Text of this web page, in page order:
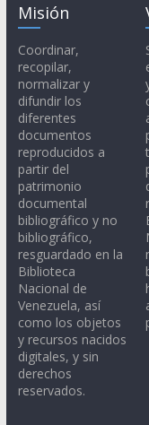
Misión
Coordinar,
recopilar,
normalizar y
difundir los
diferentes
documentos
reproducidos a
partir del
patrimonio
documental
bibliográfico y no
bibliográfico,
resguardado en la
Biblioteca
Nacional de
Venezuela, así
como los objetos
y recursos nacidos
digitales, y sin
derechos
reservados.